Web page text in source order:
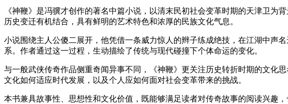
《神鞭》是冯骥才创作的著名中篇小说，以清末民初社会变革时期的天津卫
历史变迁有机结合，具有鲜明的艺术特色和浓厚的民族文化气息。
小说围绕主人公傻二展开，他凭借一条威力惊人的辫子练成绝技，在江湖中声
系。作者通过这一过程，生动描绘了传统与现代碰撞下个体命运的变化。
与一般武侠传奇作品侧重奇闻异事不同，《神鞭》更关注历史转折时期的文化
文化如何适应时代发展，以及个人应如何面对社会变革带来的挑战。
本书兼具故事性、思想性和文化价值，既能够满足读者对传奇故事的阅读兴趣